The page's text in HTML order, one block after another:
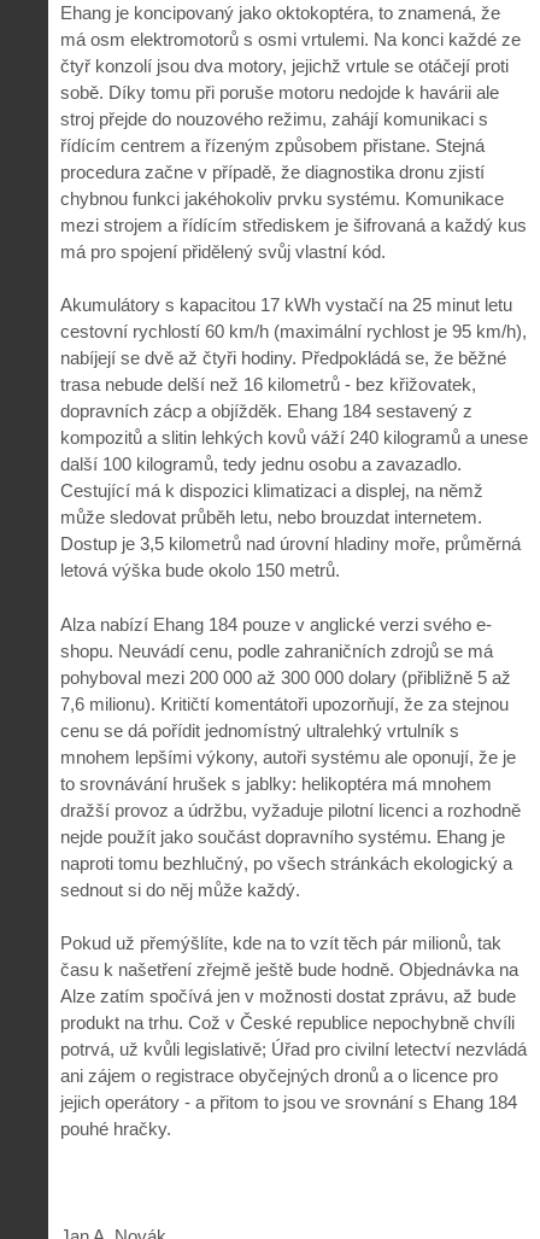
Ehang je koncipovaný jako oktokoptéra, to znamená, že
má osm elektromotorů s osmi vrtulemi. Na konci každé ze
čtyř konzolí jsou dva motory, jejichž vrtule se otáčejí proti
sobě. Díky tomu při poruše motoru nedojde k havárii ale
stroj přejde do nouzového režimu, zahájí komunikaci s
řídícím centrem a řízeným způsobem přistane. Stejná
procedura začne v případě, že diagnostika dronu zjistí
chybnou funkci jakéhokoliv prvku systému. Komunikace
mezi strojem a řídícím střediskem je šifrovaná a každý kus
má pro spojení přidělený svůj vlastní kód.
Akumulátory s kapacitou 17 kWh vystačí na 25 minut letu
cestovní rychlostí 60 km/h (maximální rychlost je 95 km/h),
nabíjejí se dvě až čtyři hodiny. Předpokládá se, že běžné
trasa nebude delší než 16 kilometrů - bez křižovatek,
dopravních zácp a objížděk. Ehang 184 sestavený z
kompozitů a slitin lehkých kovů váží 240 kilogramů a unese
další 100 kilogramů, tedy jednu osobu a zavazadlo.
Cestující má k dispozici klimatizaci a displej, na němž
může sledovat průběh letu, nebo brouzdat internetem.
Dostup je 3,5 kilometrů nad úrovní hladiny moře, průměrná
letová výška bude okolo 150 metrů.
Alza nabízí Ehang 184 pouze v anglické verzi svého e-
shopu. Neuvádí cenu, podle zahraničních zdrojů se má
pohyboval mezi 200 000 až 300 000 dolary (přibližně 5 až
7,6 milionu). Kritičtí komentátoři upozorňují, že za stejnou
cenu se dá pořídit jednomístný ultralehký vrtulník s
mnohem lepšími výkony, autoři systému ale oponují, že je
to srovnávání hrušek s jablky: helikoptéra má mnohem
dražší provoz a údržbu, vyžaduje pilotní licenci a rozhodně
nejde použít jako součást dopravního systému. Ehang je
naproti tomu bezhlučný, po všech stránkách ekologický a
sednout si do něj může každý.
Pokud už přemýšlíte, kde na to vzít těch pár milionů, tak
času k našetření zřejmě ještě bude hodně. Objednávka na
Alze zatím spočívá jen v možnosti dostat zprávu, až bude
produkt na trhu. Což v České republice nepochybně chvíli
potrvá, už kvůli legislativě; Úřad pro civilní letectví nezvládá
ani zájem o registrace obyčejných dronů a o licence pro
jejich operátory - a přitom to jsou ve srovnání s Ehang 184
pouhé hračky.